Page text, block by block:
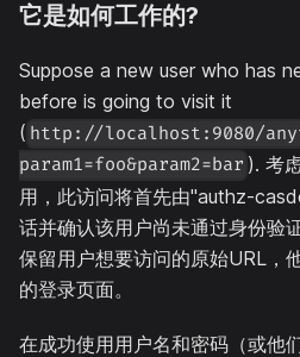
它是如何工作的?
Suppose a new user who has
before is going to visit it
( http://localhost:9080/
param1=foo&param2=bar ). 考
用，此访问将首先由"authz-
话并确认该用户尚未通过身份验
保留用户想要访问的原始URL，
的登录页面。
在成功使用用户名和密码（或他